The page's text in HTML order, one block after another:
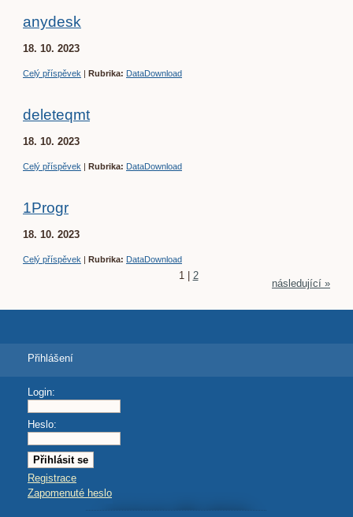
anydesk
18. 10. 2023
Celý příspěvek | Rubrika: DataDownload
deleteqmt
18. 10. 2023
Celý příspěvek | Rubrika: DataDownload
1Progr
18. 10. 2023
Celý příspěvek | Rubrika: DataDownload
1 2
následující »
Přihlášení
Login:
Heslo:
Registrace
Zapomenuté heslo